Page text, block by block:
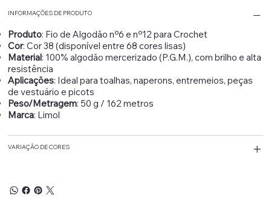
INFORMAÇÕES DE PRODUTO
Produto: Fio de Algodão nº6 e nº12 para Crochet
Cor: Cor 38 (disponível entre 68 cores lisas)
Material: 100% algodão mercerizado (P.G.M.), com brilho e alta
resistência
Aplicações: Ideal para toalhas, naperons, entremeios, peças
de vestuário e picots
Peso/Metragem: 50 g / 162 metros
Marca: Limol
VARIAÇÃO DE CORES